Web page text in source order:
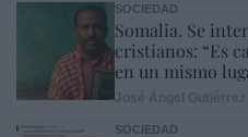
SOCIEDAD
Somalia. Se
cristianos: “Es
en un mismo
SOCIEDAD